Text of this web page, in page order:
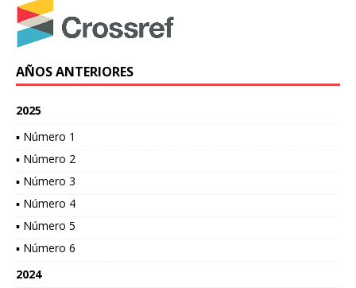
AÑOS ANTERIORES
2025
▪ Número 1
▪ Número 2
▪ Número 3
▪ Número 4
▪ Número 5
▪ Número 6
2024